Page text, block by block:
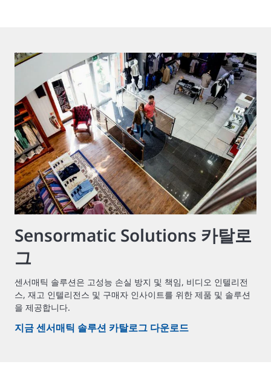
Sensormatic Solutions 카탈로
그
센서매틱 솔루션은 고성능 손실 방지 및 책임, 비디오 인텔리전
스, 재고 인텔리전스 및 구매자 인사이트를 위한 제품 및 솔루션
을 제공합니다.
지금 센서매틱 솔루션 카탈로그 다운로드